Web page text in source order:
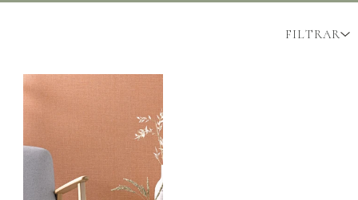
FILTRAR